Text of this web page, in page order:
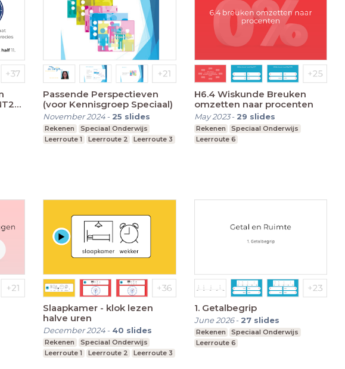
Passende Perspectieven
(voor Kennisgroep Speciaal)
November 2024- 25 slides
Rekenen
Speciaal Onderwijs
Leerroute 1
Leerroute 2 Leerroute 3
H6.4 Wiskunde Breuken
omzetten naar procenten
May 2023- 29 slides
Rekenen
Speciaal Onderwijs
Leerroute 6
Slaapkamer - klok lezen
halve uren
December 2024- 40 slides
Rekenen
Speciaal Onderwijs
Leerroute 1
Leerroute 2 Leerroute 3
1. Getalbegrip
June 2026- 27 slides
Rekenen
Speciaal Onderwijs
Leerroute 6